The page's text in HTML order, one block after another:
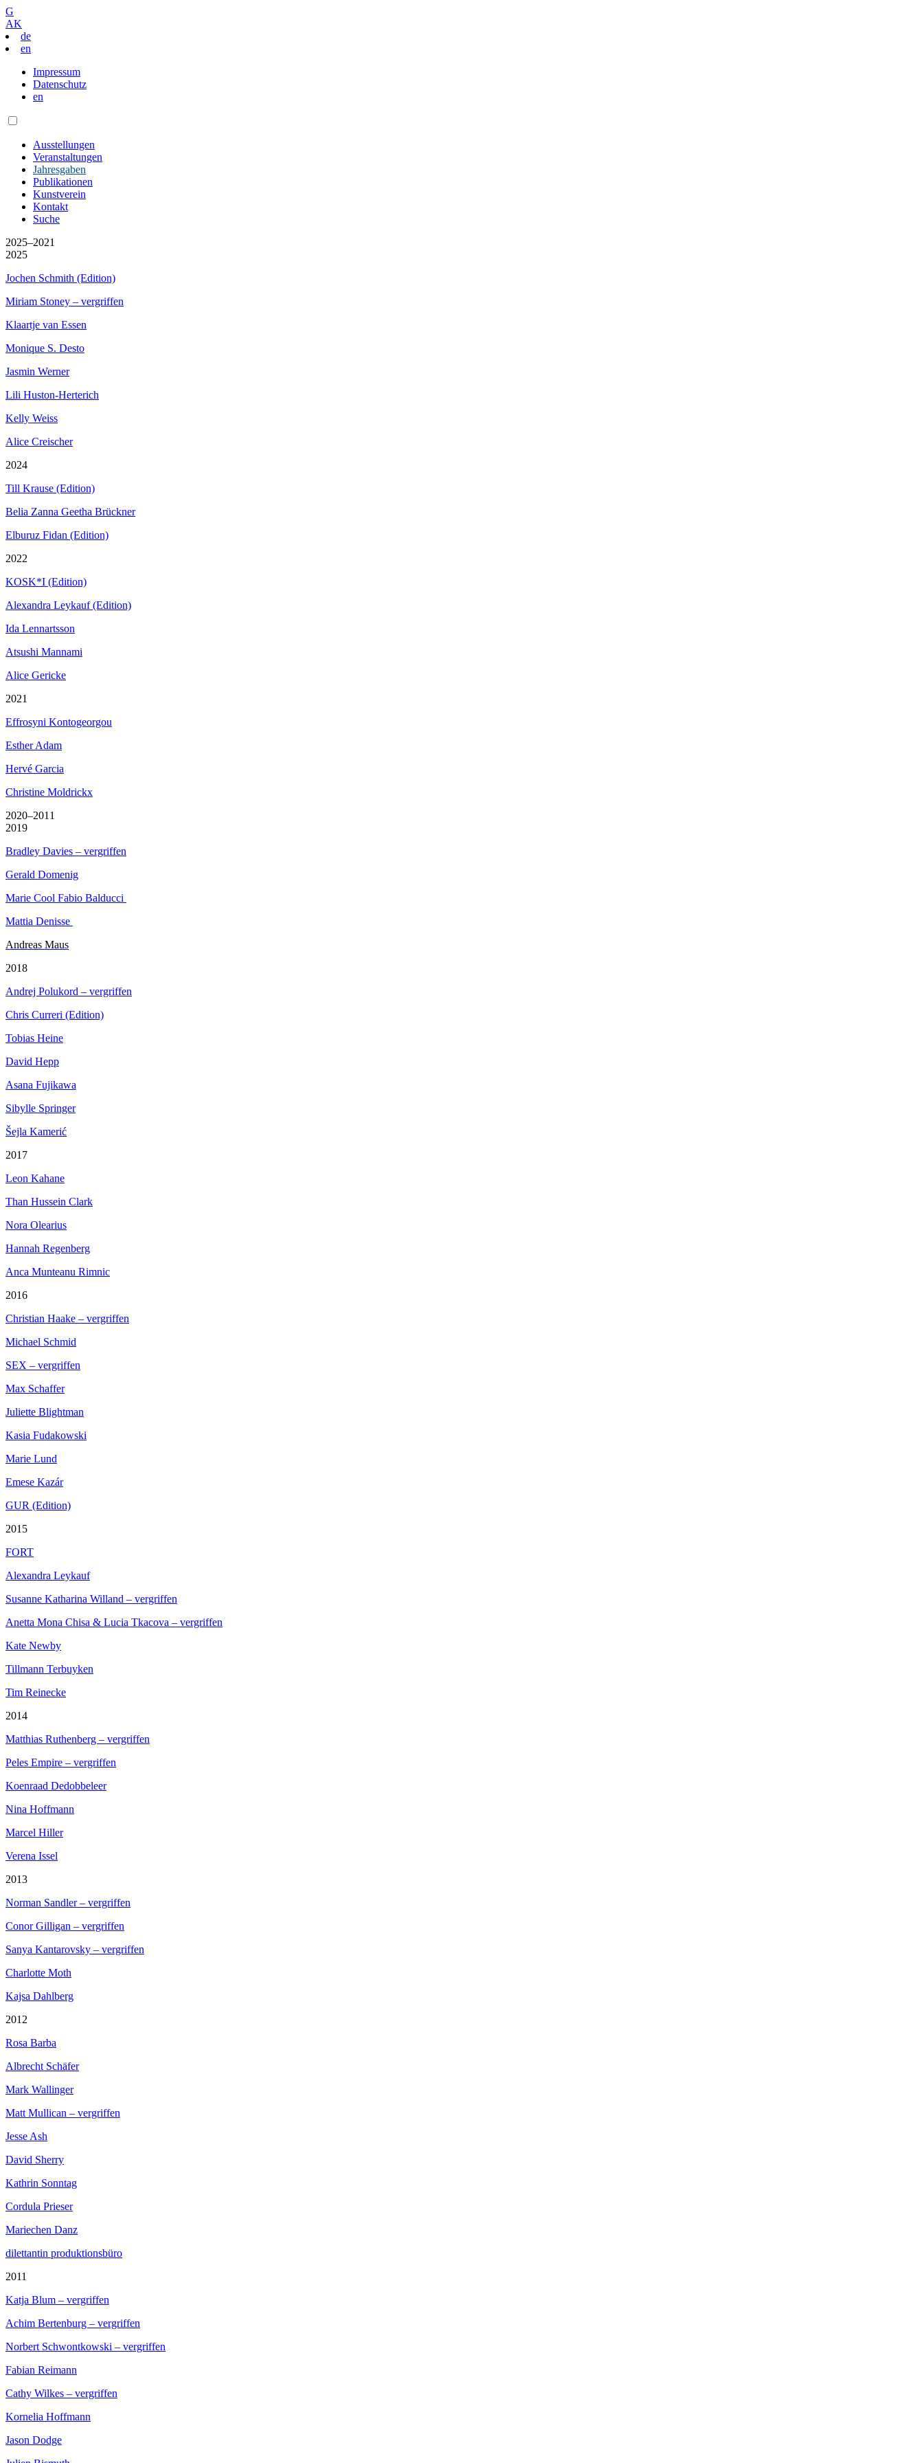
G
AK
de
en
Impressum
Datenschutz
en
Ausstellungen
Veranstaltungen
Jahresgaben
Publikationen
Kunstverein
Kontakt
Suche
2025–2021
2025
Jochen Schmith (Edition)
Miriam Stoney – vergriffen
Klaartje van Essen
Monique S. Desto
Jasmin Werner
Lili Huston-Herterich
Kelly Weiss
Alice Creischer
2024
Till Krause (Edition)
Belia Zanna Geetha Brückner
Elburuz Fidan (Edition)
2022
KOSK*I (Edition)
Alexandra Leykauf (Edition)
Ida Lennartsson
Atsushi Mannami
Alice Gericke
2021
Effrosyni Kontogeorgou
Esther Adam
Hervé Garcia
Christine Moldrickx
2020–2011
2019
Bradley Davies – vergriffen
Gerald Domenig
Marie Cool Fabio Balducci
Mattia Denisse
Andreas Maus
2018
Andrej Polukord – vergriffen
Chris Curreri (Edition)
Tobias Heine
David Hepp
Asana Fujikawa
Sibylle Springer
Šejla Kamerić
2017
Leon Kahane
Than Hussein Clark
Nora Olearius
Hannah Regenberg
Anca Munteanu Rimnic
2016
Christian Haake – vergriffen
Michael Schmid
SEX – vergriffen
Max Schaffer
Juliette Blightman
Kasia Fudakowski
Marie Lund
Emese Kazár
GUR (Edition)
2015
FORT
Alexandra Leykauf
Susanne Katharina Willand – vergriffen
Anetta Mona Chisa & Lucia Tkacova – vergriffen
Kate Newby
Tillmann Terbuyken
Tim Reinecke
2014
Matthias Ruthenberg – vergriffen
Peles Empire – vergriffen
Koenraad Dedobbeleer
Nina Hoffmann
Marcel Hiller
Verena Issel
2013
Norman Sandler – vergriffen
Conor Gilligan – vergriffen
Sanya Kantarovsky – vergriffen
Charlotte Moth
Kajsa Dahlberg
2012
Rosa Barba
Albrecht Schäfer
Mark Wallinger
Matt Mullican – vergriffen
Jesse Ash
David Sherry
Kathrin Sonntag
Cordula Prieser
Mariechen Danz
dilettantin produktionsbüro
2011
Katja Blum – vergriffen
Achim Bertenburg – vergriffen
Norbert Schwontkowski – vergriffen
Fabian Reimann
Cathy Wilkes – vergriffen
Kornelia Hoffmann
Jason Dodge